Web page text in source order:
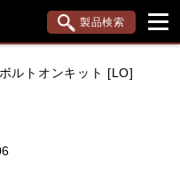
製品検索
ルトオンキット [LO]